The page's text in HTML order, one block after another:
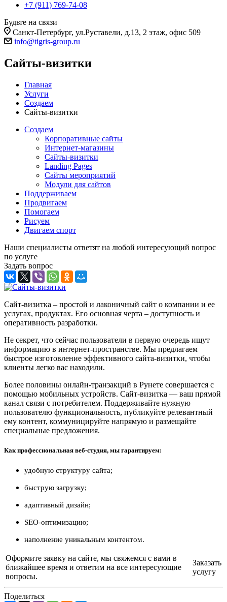
+7 (911) 769-74-08
Будьте на связи
Санкт-Петербург, ул.Руставели, д.13, 2 этаж, офис 509
info@tigris-group.ru
Сайты-визитки
Главная
Услуги
Создаем
Сайты-визитки
Создаем
Корпоративные сайты
Интернет-магазины
Сайты-визитки
Landing Pages
Сайты мероприятий
Модули для сайтов
Поддерживаем
Продвигаем
Помогаем
Рисуем
Двигаем спорт
Наши специалисты ответят на любой интересующий вопрос
по услуге
Задать вопрос
Сайт-визитка – простой и лаконичный сайт о компании и ее
услугах, продуктах. Его основная черта – доступность и
оперативность разработки.
Не секрет, что сейчас пользователи в первую очередь ищут
информацию в интернет-пространстве. Мы предлагаем
быстрое изготовление эффективного сайта-визитки, чтобы
клиенты легко вас находили.
Более половины онлайн-транзакций в Рунете совершается с
помощью мобильных устройств. Сайт-визитка — ваш прямой
канал связи с потребителем. Поддерживайте нужную
пользователю функциональность, публикуйте релевантный
ему контент, коммуницируйте напрямую и размещайте
специальные предложения.
Как профессиональная веб-студия, мы гарантируем:
удобную структуру сайта;
быструю загрузку;
адаптивный дизайн;
SEO-оптимизацию;
наполнение уникальным контентом.
Оформите заявку на сайте, мы свяжемся с вами в
ближайшее время и ответим на все интересующие
вопросы.
Заказать
услугу
Поделиться